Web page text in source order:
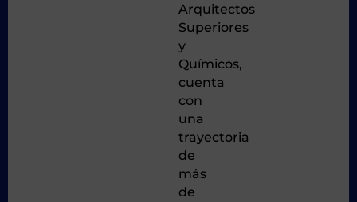
Arquitectos
Superiores
y
Químicos,
cuenta
con
una
trayectoria
de
más
de